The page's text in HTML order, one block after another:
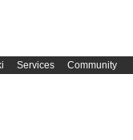
Services Community